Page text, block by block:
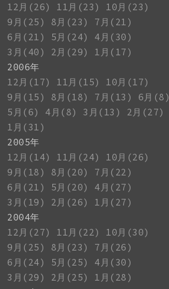
12月(26)
11月(23)
10月(23)
9月(25)
8月(23)
7月(21)
6月(21)
5月(24)
4月(30)
3月(40)
2月(29)
1月(17)
2006年
12月(17)
11月(15)
10月(17)
9月(15)
8月(18) 7月(13)
6月(8)
5月(6)
4月(8) 3月(13)
2月(27)
1月(31)
2005年
12月(14)
11月(24)
10月(26)
9月(18)
8月(20)
7月(22)
6月(21)
5月(20)
4月(27)
3月(19)
2月(26)
1月(27)
2004年
12月(27)
11月(22)
10月(30)
9月(25)
8月(23)
7月(26)
6月(24)
5月(25)
4月(30)
3月(29)
2月(25)
1月(28)